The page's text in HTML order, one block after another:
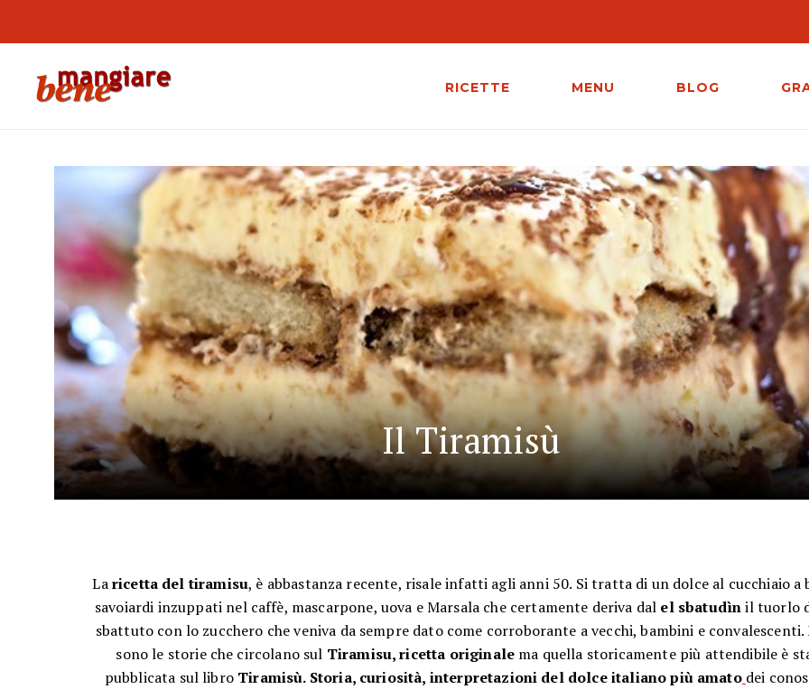
RICETTE MENU BLOG
Il Tiramisù
Laricetta del tiramisu, è abbastanza recente, risale infatti agli anni 50. Si tratta di un dolce al cucchiaio a
savoiardi inzuppati nel caffè, mascarpone, uova e Marsala che certamente deriva dal el sbatudìnil tuorlo
sbattuto con lo zucchero che veniva da sempre dato come corroborante a vecchi, bambini e
sono le storie che circolano sul Tiramisu, ricetta originale ma quella storicamente più attendibile è
pubblicata sul libro Tiramisù. Storia, curiosità, interpretazioni del dolce italiano più amato dei